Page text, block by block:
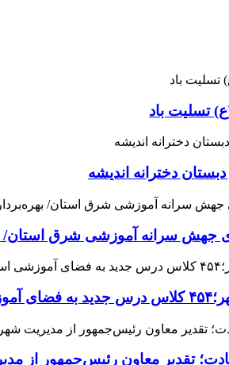
تسلیت باد
دخترانه اندیشه
شرق استان/ بهره‌برداری از ۴۵۴
تقدیر معاون رئیس‌جمهور از